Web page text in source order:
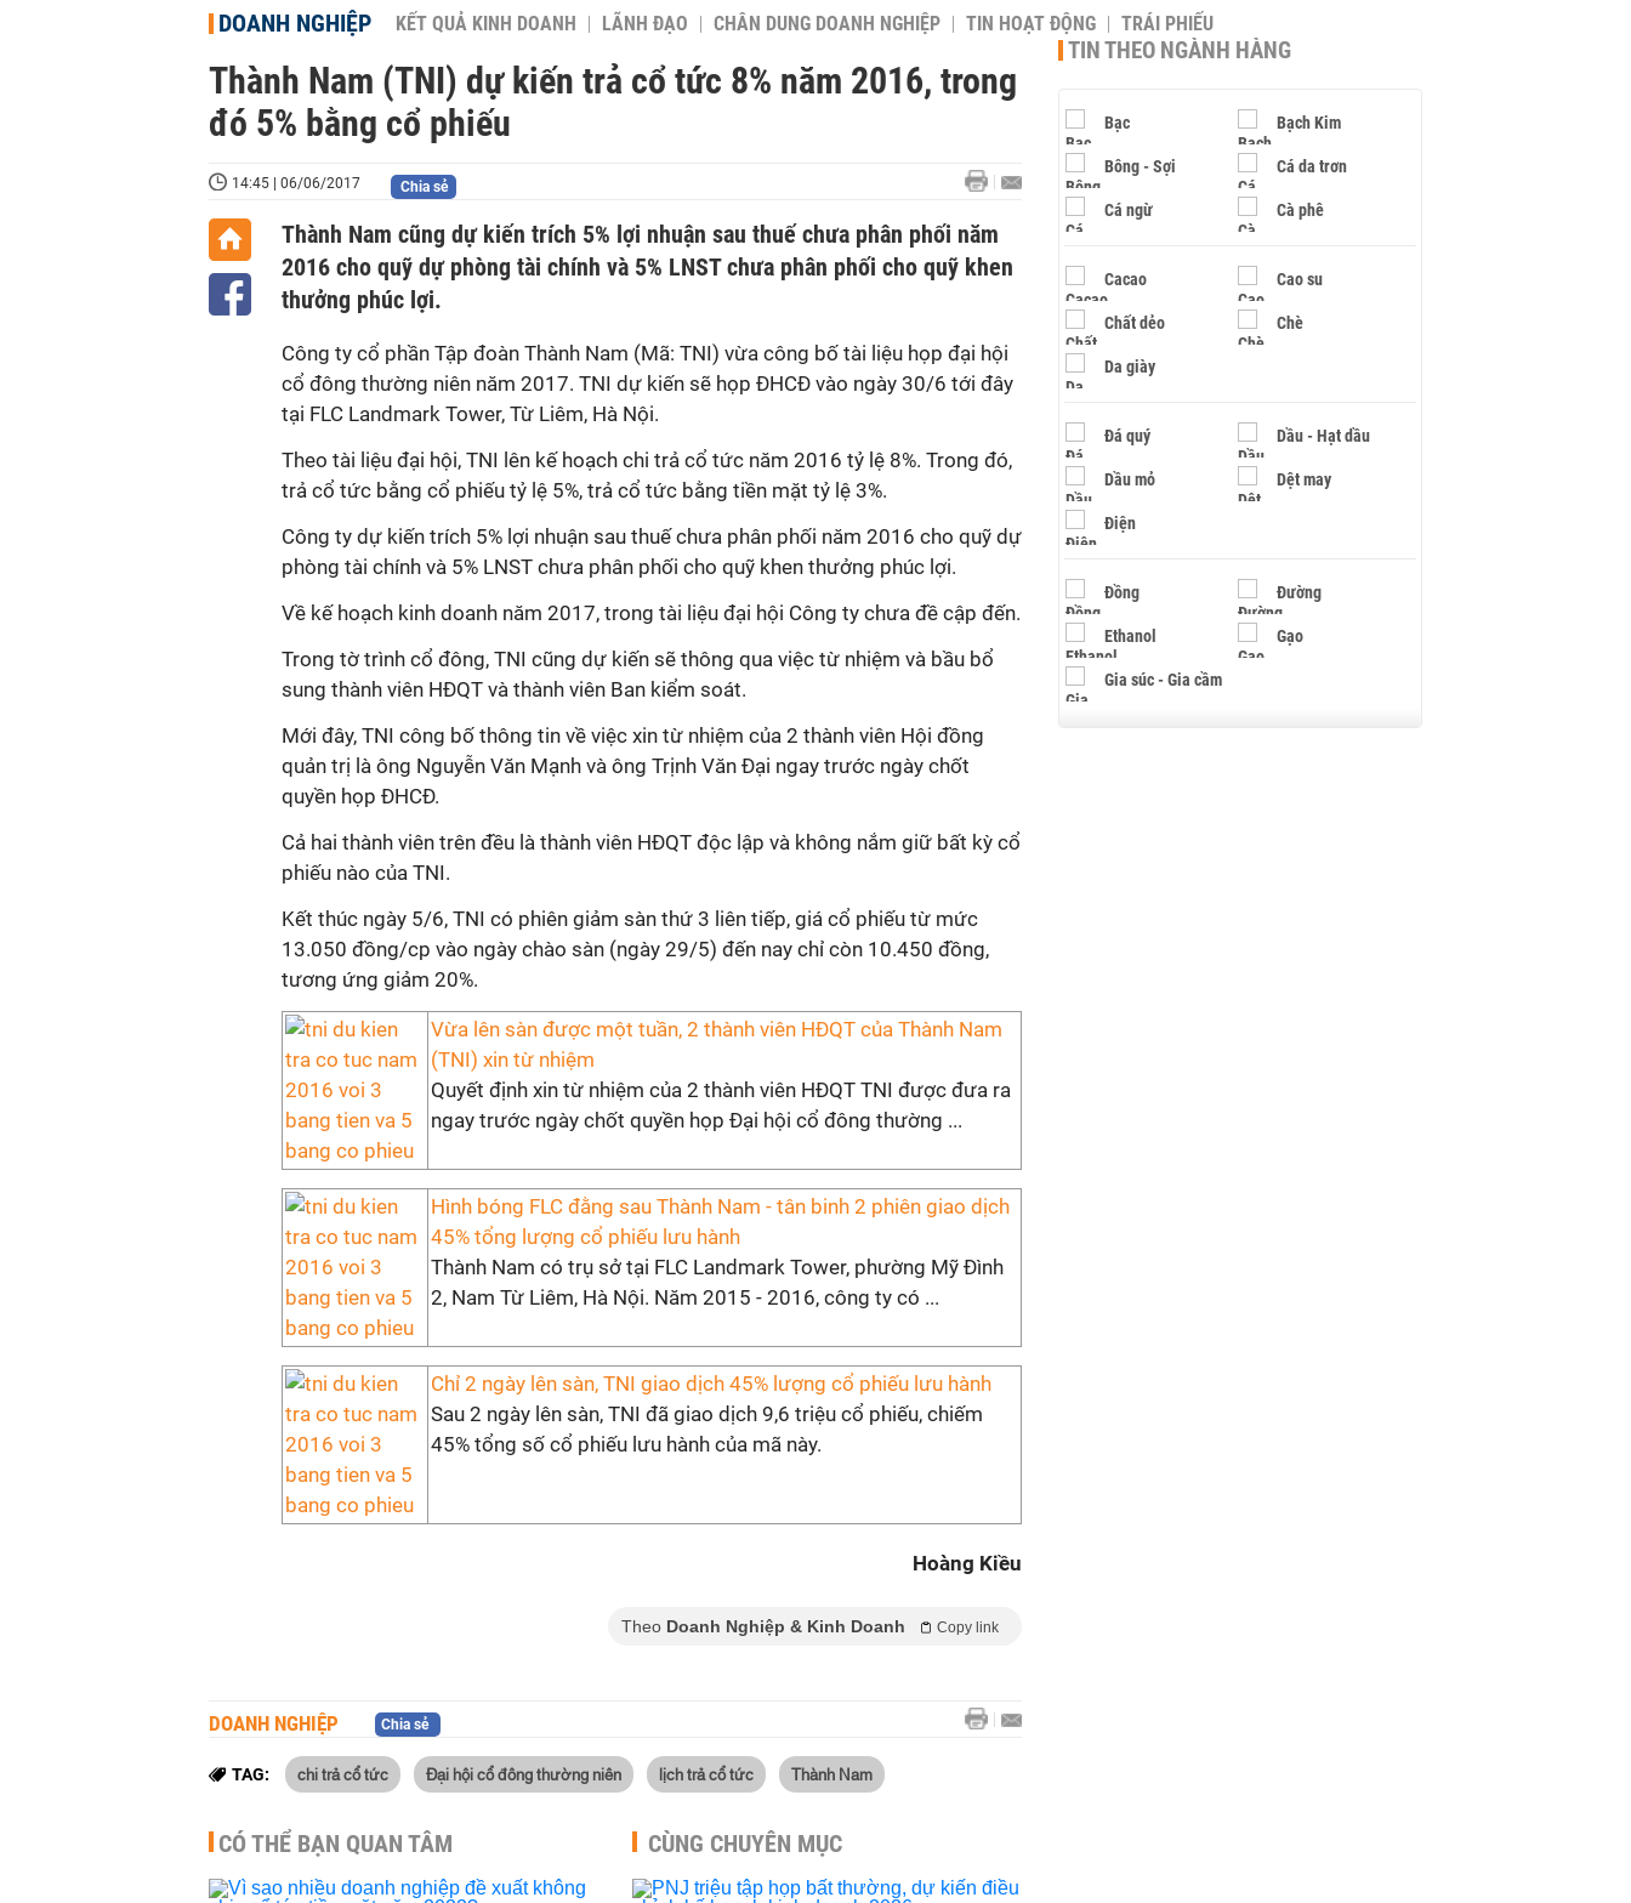
DOANH NGHIỆP KẾT QUẢ KINH DOANH LÃNH ĐẠO CHÂN DUNG DOANH NGHIỆP TIN HOẠT ĐỘNG TRÁI PHIẾU
Thành Nam (TNI) dự kiến trả cổ tức 8% năm 2016, trong
đó 5% bằng cổ phiếu
14:45 | 06/06/2017 Chia sẻ
Thành Nam cũng dự kiến trích 5% lợi nhuận sau thuế chưa phân phối năm
2016 cho quỹ dự phòng tài chính và 5% LNST chưa phân phối cho quỹ khen
thưởng phúc lợi.
Công ty cổ phần Tập đoàn Thành Nam (Mã: TNI) vừa công bố tài liệu họp đại hội
cổ đông thường niên năm 2017. TNI dự kiến sẽ họp ĐHCĐ vào ngày 30/6 tới đây
tại FLC Landmark Tower, Từ Liêm, Hà Nội.
Theo tài liệu đại hội, TNI lên kế hoạch chi trả cổ tức năm 2016 tỷ lệ 8%. Trong đó,
trả cổ tức bằng cổ phiếu tỷ lệ 5%, trả cổ tức bằng tiền mặt tỷ lệ 3%.
Công ty dự kiến trích 5% lợi nhuận sau thuế chưa phân phối năm 2016 cho quỹ dự
phòng tài chính và 5% LNST chưa phân phối cho quỹ khen thưởng phúc lợi.
Về kế hoạch kinh doanh năm 2017, trong tài liệu đại hội Công ty chưa đề cập đến.
Trong tờ trình cổ đông, TNI cũng dự kiến sẽ thông qua việc từ nhiệm và bầu bổ
sung thành viên HĐQT và thành viên Ban kiểm soát.
Mới đây, TNI công bố thông tin về việc xin từ nhiệm của 2 thành viên Hội đồng
quản trị là ông Nguyễn Văn Mạnh và ông Trịnh Văn Đại ngay trước ngày chốt
quyền họp ĐHCĐ.
Cả hai thành viên trên đều là thành viên HĐQT độc lập và không nắm giữ bất kỳ cổ
phiếu nào của TNI.
Kết thúc ngày 5/6, TNI có phiên giảm sàn thứ 3 liên tiếp, giá cổ phiếu từ mức
13.050 đồng/cp vào ngày chào sàn (ngày 29/5) đến nay chỉ còn 10.450 đồng,
tương ứng giảm 20%.
Vừa lên sàn được một tuần, 2 thành viên HĐQT của Thành Nam
(TNI) xin từ nhiệm
Quyết định xin từ nhiệm của 2 thành viên HĐQT TNI được đưa ra
ngay trước ngày chốt quyền họp Đại hội cổ đông thường ...
Hình bóng FLC đằng sau Thành Nam - tân binh 2 phiên giao dịch
45% tổng lượng cổ phiếu lưu hành
Thành Nam có trụ sở tại FLC Landmark Tower, phường Mỹ Đình
2, Nam Từ Liêm, Hà Nội. Năm 2015 - 2016, công ty có ...
Chỉ 2 ngày lên sàn, TNI giao dịch 45% lượng cổ phiếu lưu hành
Sau 2 ngày lên sàn, TNI đã giao dịch 9,6 triệu cổ phiếu, chiếm
45% tổng số cổ phiếu lưu hành của mã này.
Hoàng Kiều
Theo Doanh Nghiệp & Kinh Doanh Copy link
DOANH NGHIỆP Chia sẻ
TAG: chi trả cổ tức Đại hội cổ đông thường niên lịch trả cổ tức Thành Nam
CÓ THỂ BẠN QUAN TÂM CÙNG CHUYÊN MỤC
TIN THEO NGÀNH HÀNG
Bạc Bạch Kim
Bông - Sợi Cá da trơn
Cá ngừ Cà phê
Cacao Cao su
Chất dẻo Chè
Da giày
Đá quý Dầu - Hạt dầu
Dầu mỏ Dệt may
Điện
Đồng Đường
Ethanol Gạo
Gia súc - Gia cầm